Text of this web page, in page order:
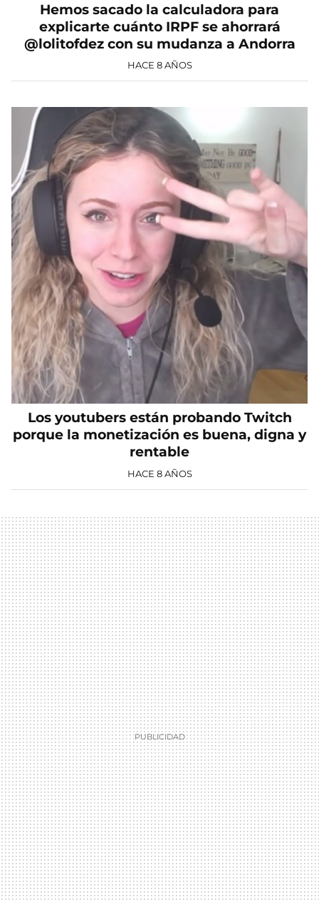
Hemos sacado la calculadora para
explicarte cuánto IRPF se ahorrará
@lolitofdez con su mudanza a Andorra
HACE 8 AÑOS
Los youtubers están probando Twitch
porque la monetización es buena, digna y
rentable
HACE 8 AÑOS